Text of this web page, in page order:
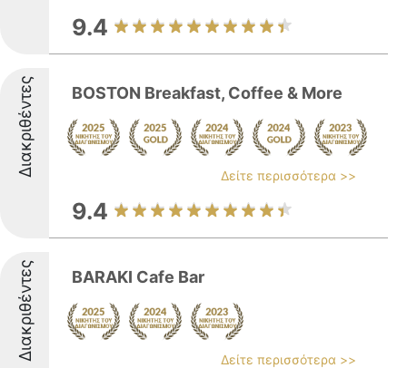
9.4
Διακριθέντες BOSTON Breakfast, Coffee & More
Δείτε περισσότερα >>
9.4
Διακριθέντες BARAKI Cafe Bar
Δείτε περισσότερα >>